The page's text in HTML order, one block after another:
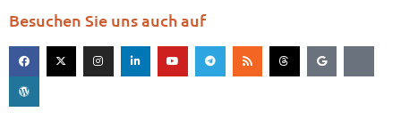
Besuchen Sie uns auch auf